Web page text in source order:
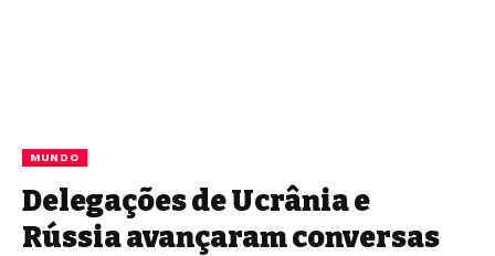
MUNDO
Delegações de Ucrânia e
Rússia avançaram conversas